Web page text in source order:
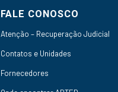
FALE CONOSCO
Atenção – Recuperação Judicial
Contatos e Unidades
Fornecedores